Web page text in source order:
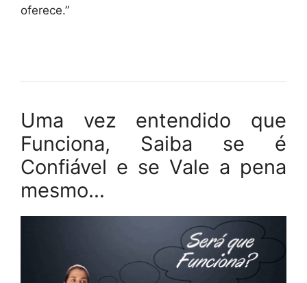
oferece.”
Uma vez entendido que
Funciona, Saiba se é
Confiável e se Vale a pena
mesmo…